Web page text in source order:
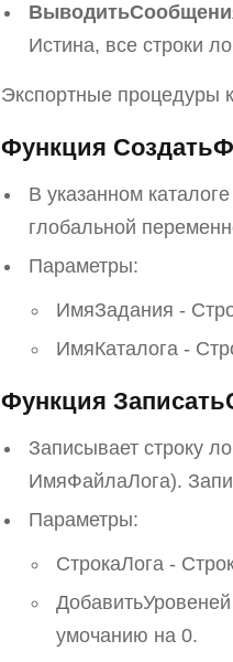
Истина, все строки
Экспортные процедуры
Функция
В указанном
глобальной
Параметры:
ИмяЗадания -
ИмяКаталога -
Функция
Записывает строку
ИмяФайлаЛога).
Параметры:
СтрокаЛога -
умочанию на 0.